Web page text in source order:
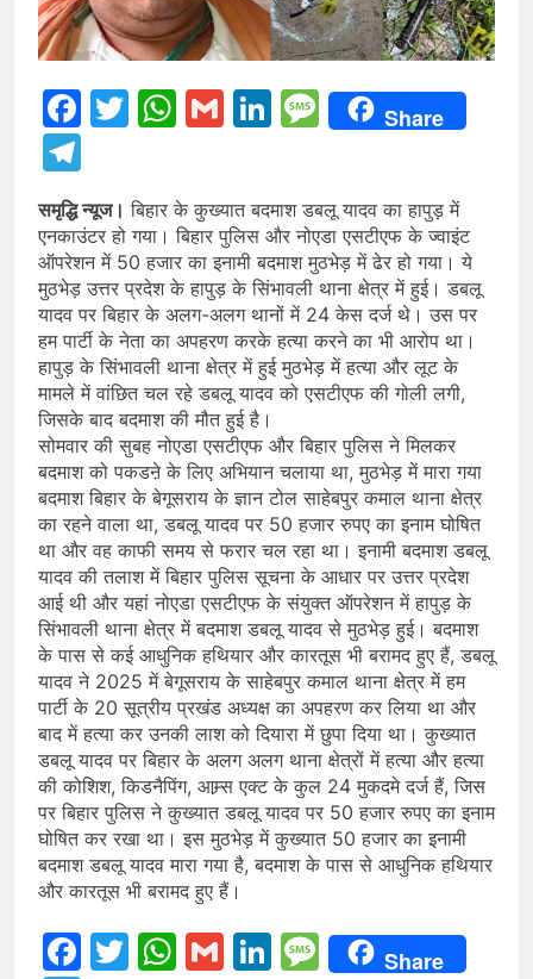
Facebook
Twitter
WhatsApp
GmailLinkedIn
Message
Share
समृद्धि न्यूज। बिहार के कुख्यात बदमाश डबलू यादव का हापुड़ में
एनकाउंटर हो गया। बिहार पुलिस और नोएडा एसटीएफ के ज्वाइंट
ऑपरेशन में 50 हजार का इनामी बदमाश मुठभेड़ में ढेर हो गया। ये
मुठभेड़ उत्तर प्रदेश के हापुड़ के सिंभावली थाना क्षेत्र में हुई। डबलू
यादव पर बिहार के अलग-अलग थानों में 24 केस दर्ज थे। उस पर
हम पार्टी के नेता का अपहरण करके हत्या करने का भी आरोप था।
हापुड़ के सिंभावली थाना क्षेत्र में हुई मुठभेड़ में हत्या और लूट के
मामले में वांछित चल रहे डबलू यादव को एसटीएफ की गोली लगी,
जिसके बाद बदमाश की मौत हुई है।
सोमवार की सुबह नोएडा एसटीएफ और बिहार पुलिस ने मिलकर
बदमाश को पकडऩे के लिए अभियान चलाया था, मुठभेड़ में मारा गया
बदमाश बिहार के बेगूसराय के ज्ञान टोल साहेबपुर कमाल थाना क्षेत्र
का रहने वाला था, डबलू यादव पर 50 हजार रुपए का इनाम घोषित
था और वह काफी समय से फरार चल रहा था। इनामी बदमाश डबलू
यादव की तलाश में बिहार पुलिस सूचना के आधार पर उत्तर प्रदेश
आई थी और यहां नोएडा एसटीएफ के संयुक्त ऑपरेशन में हापुड़ के
सिंभावली थाना क्षेत्र में बदमाश डबलू यादव से मुठभेड़ हुई। बदमाश
के पास से कई आधुनिक हथियार और कारतूस भी बरामद हुए हैं, डबलू
यादव ने 2025 में बेगूसराय के साहेबपुर कमाल थाना क्षेत्र में हम
पार्टी के 20 सूत्रीय प्रखंड अध्यक्ष का अपहरण कर लिया था और
बाद में हत्या कर उनकी लाश को दियारा में छुपा दिया था। कुख्यात
डबलू यादव पर बिहार के अलग अलग थाना क्षेत्रों में हत्या और हत्या
की कोशिश, किडनैपिंग, आम्र्स एक्ट के कुल 24 मुकदमे दर्ज हैं, जिस
पर बिहार पुलिस ने कुख्यात डबलू यादव पर 50 हजार रुपए का इनाम
घोषित कर रखा था। इस मुठभेड़ में कुख्यात 50 हजार का इनामी
बदमाश डबलू यादव मारा गया है, बदमाश के पास से आधुनिक हथियार
और कारतूस भी बरामद हुए हैं।
Facebook
Twitter
WhatsApp
GmailLinkedIn
Message
Share